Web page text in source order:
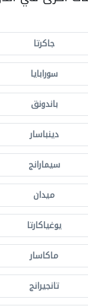
جاكرتا
سورابايا
باندونق
دينباسار
سيمارانج
ميدان
يوغياكارتا
ماكاسار
تانجيرانج